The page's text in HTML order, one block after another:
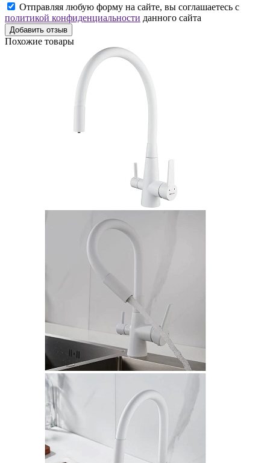
Отправляя любую форму на сайте, вы соглашаетесь с
политикой конфиденциальности данного сайта
Добавить отзыв
Похожие товары